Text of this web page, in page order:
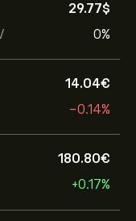
29.77‎$‎
0%
14.04‎€‎
-0.14%
180.80‎€‎
+0.17%